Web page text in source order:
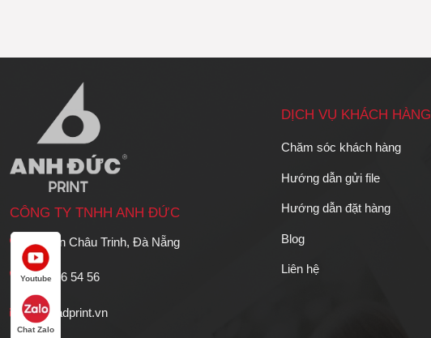
CÔNG TY TNHH ANH ĐỨC
36 Phan Châu Trinh, Đà Nẵng
0766 56 54 56
info@adprint.vn
DỊCH VỤ KHÁCH HÀNG
Chăm sóc khách hàng
Hướng dẫn gửi file
Hướng dẫn đặt hàng
Blog
Liên hệ
Youtube
Chat Zalo